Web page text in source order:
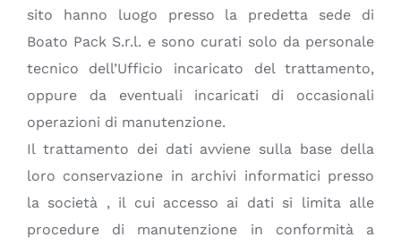
sito hanno luogo presso la predetta sede di
Boato Pack S.r.l. e sono curati solo da personale
tecnico dell’Ufficio incaricato del trattamento,
oppure da eventuali incaricati di occasionali
operazioni di manutenzione.
Il trattamento dei dati avviene sulla base della
loro conservazione in archivi informatici presso
la società , il cui accesso ai dati si limita alle
procedure di manutenzione in conformità a